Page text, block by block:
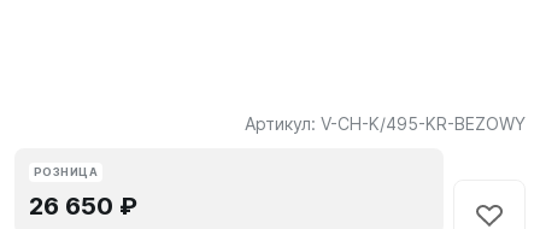
Артикул: V-CH-K/495-KR-BEZOWY
РОЗНИЦА
26 650 ₽